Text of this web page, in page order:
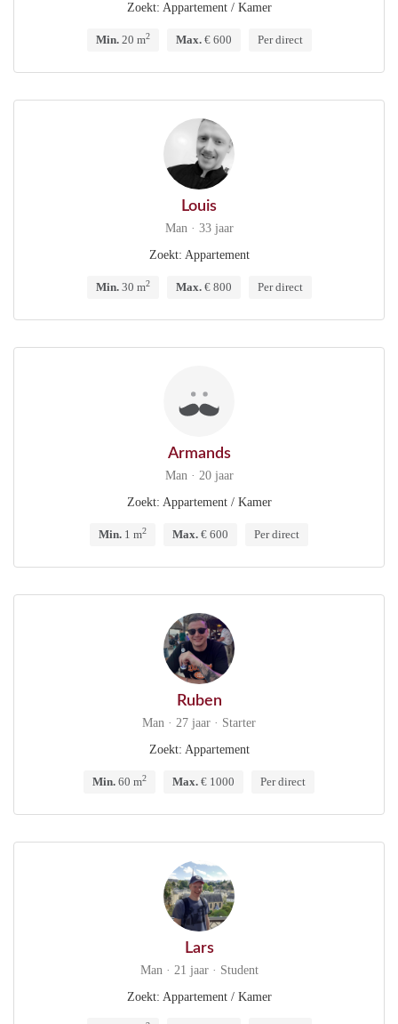
Zoekt: Appartement / Kamer
Min.20 m2 Max.€ 600 Per direct
Louis
Man · 33 jaar
Zoekt: Appartement
Min.30 m2 Max.€ 800 Per direct
Armands
Man · 20 jaar
Zoekt: Appartement / Kamer
Min. 1 m2 Max. € 600 Per direct
Ruben
Man · 27 jaar · Starter
Zoekt: Appartement
Min. 60 m2 Max. € 1000 Per direct
Lars
Man · 21 jaar · Student
Zoekt: Appartement / Kamer